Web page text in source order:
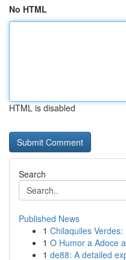
No HTML
HTML is disabled
Search
Published News
1 Chilaquiles
1 O Humor a Adoce
1 de88: A detailed